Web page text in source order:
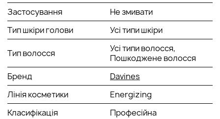
Спосіб застосування сироваткиDavinesNatural Tech
Energizing:
Поступово розподіліть засіб по всій довжині волосся і
масажуйте до повного вбирання. Чи не змивайте.
Застосування
Не змивати
Тип шкіри голови
Усі типи шкіри
Тип волосся
Усі типи волосся,
Пошкоджене волосся
Бренд
Davines
Лінія косметики
Energizing
Класифікація
Професійна